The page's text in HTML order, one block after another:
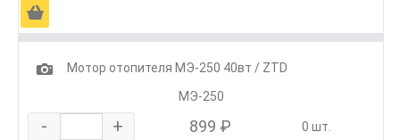
Ä
1
Мотор отопителя МЭ-250 40вт / ZTD
МЭ-250
- + 899 ₽ 0 шт.